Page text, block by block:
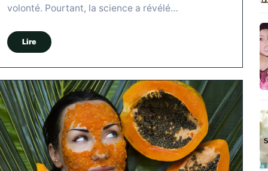
volonté. Pourtant, la science a révélé…
Lire